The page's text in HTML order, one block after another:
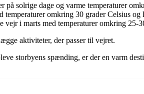
solrige dage og varme temperaturer
omkring 30 grader Celsius og
i marts med temperaturer omkring 25-
aktiviteter, der passer til vejret.
storbyens spænding, er der en varm